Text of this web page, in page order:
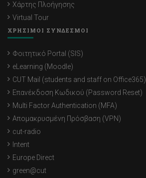
Χάρτης Πλοήγησης
Virtual Tour
ΧΡΗΣΙΜΟΙ ΣΥΝΔΕΣΜΟΙ
Φοιτητικό Portal (SIS)
eLearning (Moodle)
CUT Mail (students and staff on Office365)
Επανέκδοση Κωδικού (Password Reset)
Multi Factor Authentication (MFA)
Απομακρυσμένη Πρόσβαση (VPN)
cut-radio
Intent
Europe Direct
green@cut